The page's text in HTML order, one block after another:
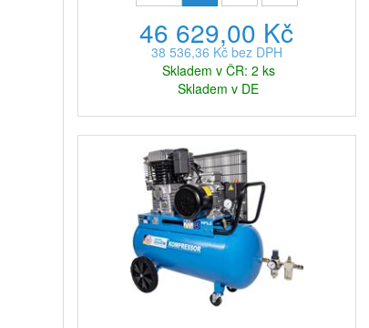
46 629,00 Kč
38 536,36 Kč bez DPH
Skladem v ČR: 2 ks
Skladem v DE